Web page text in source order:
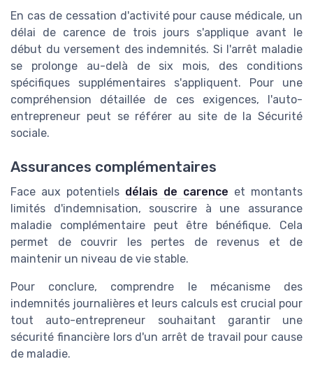
En cas de cessation d'activité pour cause médicale, un
délai de carence de trois jours s'applique avant le
début du versement des indemnités. Si l'arrêt maladie
se prolonge au-delà de six mois, des conditions
spécifiques supplémentaires s'appliquent. Pour une
compréhension détaillée de ces exigences, l'auto-
entrepreneur peut se référer au site de la Sécurité
sociale.
Assurances complémentaires
Face aux potentiels délais de carence et montants
limités d'indemnisation, souscrire à une assurance
maladie complémentaire peut être bénéfique. Cela
permet de couvrir les pertes de revenus et de
maintenir un niveau de vie stable.
Pour conclure, comprendre le mécanisme des
indemnités journalières et leurs calculs est crucial pour
tout auto-entrepreneur souhaitant garantir une
sécurité financière lors d'un arrêt de travail pour cause
de maladie.